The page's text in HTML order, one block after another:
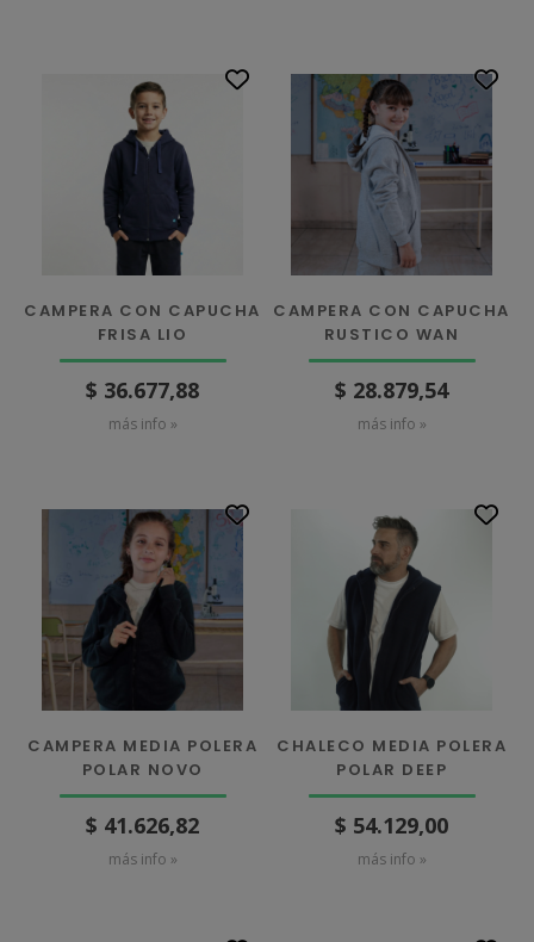
CAMPERA CON CAPUCHA
FRISA LIO
$ 36.677,88
más info »
CAMPERA CON CAPUCHA
RUSTICO WAN
$ 28.879,54
más info »
CAMPERA MEDIA POLERA
POLAR NOVO
$ 41.626,82
más info »
CHALECO MEDIA POLERA
POLAR DEEP
$ 54.129,00
más info »